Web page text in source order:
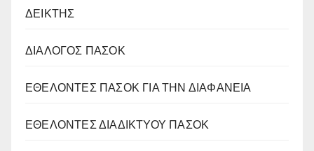
ΔΕΙΚΤΗΣ
ΔΙΑΛΟΓΟΣ ΠΑΣΟΚ
ΕΘΕΛΟΝΤΕΣ ΠΑΣΟΚ ΓΙΑ ΤΗΝ ΔΙΑΦΑΝΕΙΑ
ΕΘΕΛΟΝΤΕΣ ΔΙΑΔΙΚΤΥΟΥ ΠΑΣΟΚ